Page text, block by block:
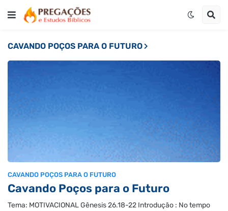
CAVANDO POÇOS PARA O FUTURO
CAVANDO POÇOS PARA O FUTURO
Cavando Poços para o Futuro
Tema: MOTIVACIONAL Gênesis 26.18-22 Introdução : No tempo